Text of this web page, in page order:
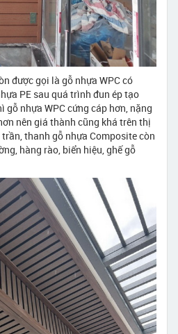
được gọi là gỗ nhựa WPC có
PE sau quá trình đun ép tạo
gỗ nhựa WPC cứng cáp hơn, nặng
nên giá thành cũng khá trên thị
thanh gỗ nhựa Composite còn
hàng rào, biển hiệu, ghế gỗ